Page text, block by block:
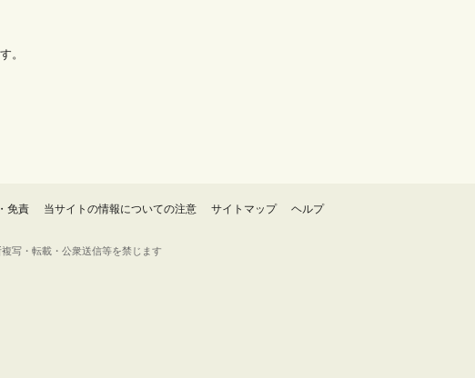
。
免責 当サイトの情報についての注意 サイトマップ ヘルプ
写・転載・公衆送信等を禁じます